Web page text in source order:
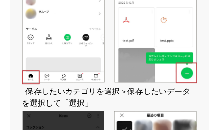
保存したいカテゴリを選択＞保存したいデータ
を選択して「選択」